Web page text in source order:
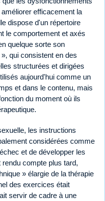
efficacement la
dispose d'un répertoire
le comportement et axés
quelque sorte son
qui consistent en des
structurées et dirigées
aujourd'hui comme un
et dans le contenu, mais
du moment où ils
les instructions
considérées comme
et de développer les
compte plus tard,
» élargie de la thérapie
des exercices était
servir de cadre à une